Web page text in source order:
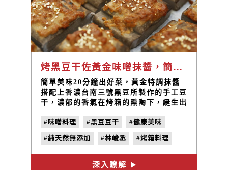
烤黑豆干佐黃金味噌抹醬，簡單烤箱料理馬上做｜禾乃川小廚房特別篇
簡單美味20分鐘出好菜，黃金特調抹醬
搭配上香濃台南三號黑豆所製作的手工豆
干，濃郁的香氣在烤箱的熏陶下，誕生出
#味噌料理
#黑豆豆干 #健康美味
#純天然無添加 #林峻丞 #烤箱料理
深入瞭解